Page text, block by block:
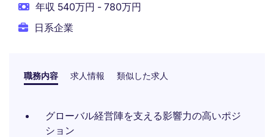
年収 540万円 - 780万円
日系企業
職務内容 求人情報 類似した求人
グローバル経営陣を支える影響力の高いポジ
ション